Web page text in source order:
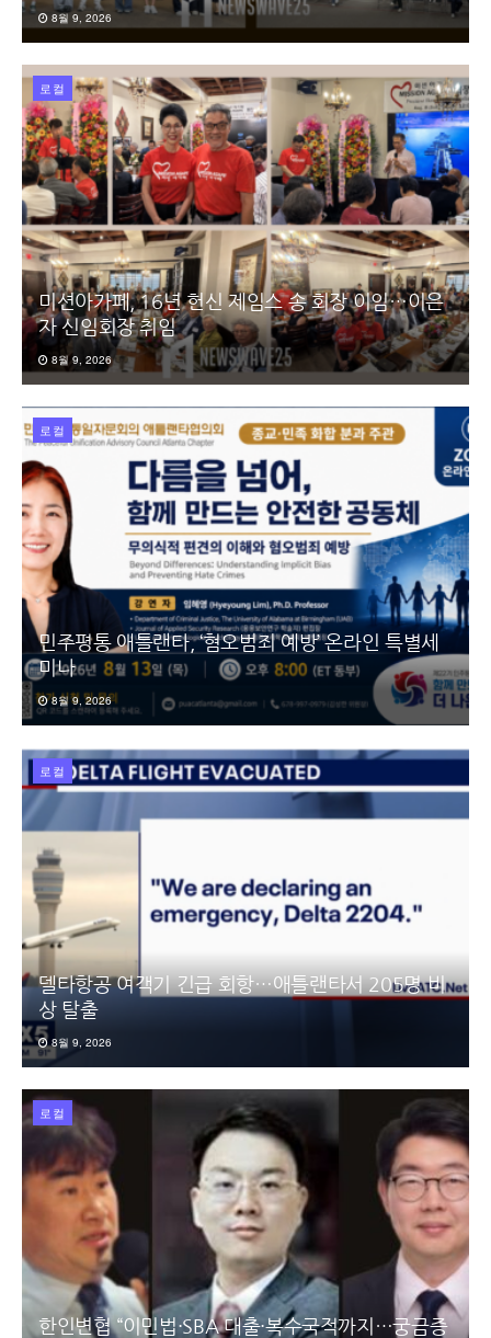
8월 9, 2026
로컬
미션아가페, 16년 헌신 제임스 송 회장 이임…이은
자 신임회장 취임
8월 9, 2026
로컬
민주평통 애틀랜타, ‘혐오범죄 예방’ 온라인 특별세
미나
8월 9, 2026
로컬
델타항공 여객기 긴급 회항…애틀랜타서 205명 비
상 탈출
8월 9, 2026
로컬
한인변협 “이민법·SBA 대출·복수국적까지…궁금증